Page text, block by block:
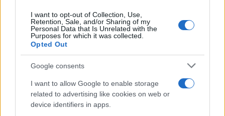
I want to opt-out of Collection, Use,
Retention, Sale, and/or Sharing of my
Personal Data that Is Unrelated with the
Purposes for which it was collected.
Opted Out
Google consents
I want to allow Google to enable storage
related to advertising like cookies on web or
device identifiers in apps.
Εριέττα Κούρκουλου: Τα φιλιά με τον Βύρωνα
Βασιλειάδη στις διακοπές τους και τα γενέθλια
– «Καμία στιγμή ευτυχίας δεδομένη»
08.08.2026